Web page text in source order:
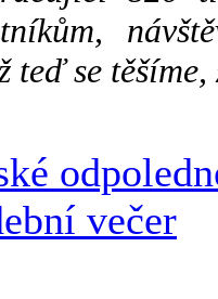
teď se
večer